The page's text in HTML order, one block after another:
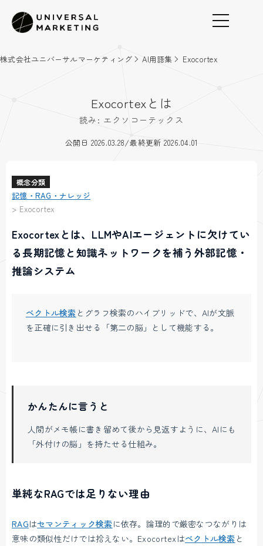
株式会社ユニバーサルマーケティング AI用語集 Exocortex
Exocortexとは
読み: エクソコーテックス
公開日 2026.03.28/最終更新 2026.04.01
概念分類
記憶・RAG・ナレッジ
> Exocortex
Exocortexとは、LLMやAIエージェントに欠けてい
る長期記憶と知識ネットワークを補う外部記憶・
推論システム
ベクトル検索 とグラフ検索のハイブリッドで、AIが文脈
を正確に引き出せる「第二の脳」として機能する。
かんたんに言うと
人間がメモ帳に書き留めて後から見返すように、AIにも
「外付けの脳」を持たせる仕組み。
単純なRAGでは足りない理由
RAGはセマンティック検索 に依存。論理的で厳密なつながりは
意味の類似性だけでは拾えない。Exocortexはベクトル検索 と